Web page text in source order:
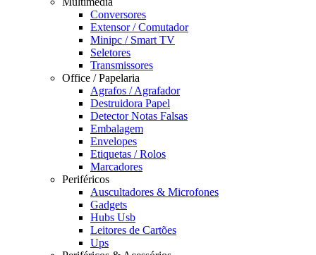
Conversores
Extensor / Comutador
Minipc / Smart TV
Seletores
Transmissores
Office / Papelaria
Agrafos / Agrafador
Destruidora Papel
Detector Notas Falsas
Embalagem
Envelopes
Etiquetas / Rolos
Marcadores
Periféricos
Auscultadores & Microfones
Gadgets
Hubs Usb
Leitores de Cartões
Ups